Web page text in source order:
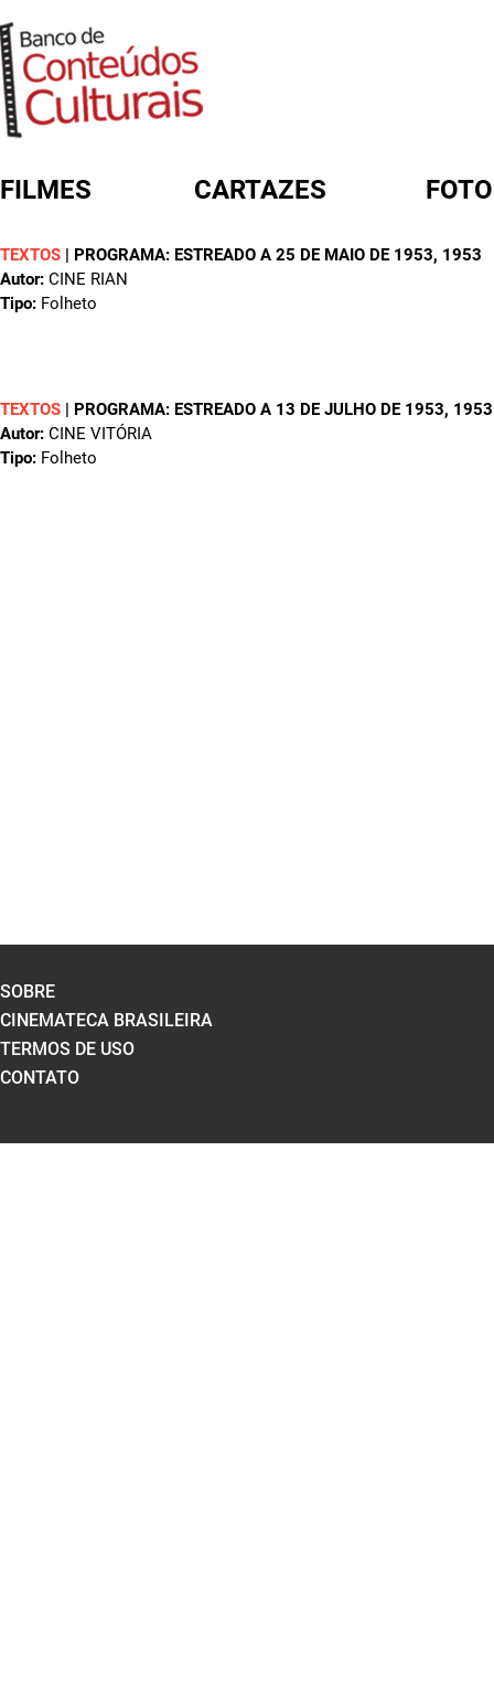
FILMES CARTAZES
TEXTOS | PROGRAMA: ESTREADO A 25 DE MAIO DE 1953, 1953
Autor: CINE RIAN
Tipo: Folheto
TEXTOS | PROGRAMA: ESTREADO A 13 DE JULHO DE 1953, 1953
Autor: CINE VITÓRIA
Tipo: Folheto
FORMULÁRIO DE BUSCA
SOBRE
CINEMATECA BRASILEIRA
TERMOS DE USO
CONTATO